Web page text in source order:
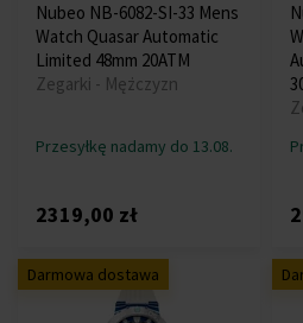
Nubeo NB-6082-SI-33 Mens
Watch Quasar Automatic
Limited 48mm 20ATM
Zegarki - Mężczyzn
Przesyłkę nadamy do 13.08.
2319,00 zł
Darmowa dostawa